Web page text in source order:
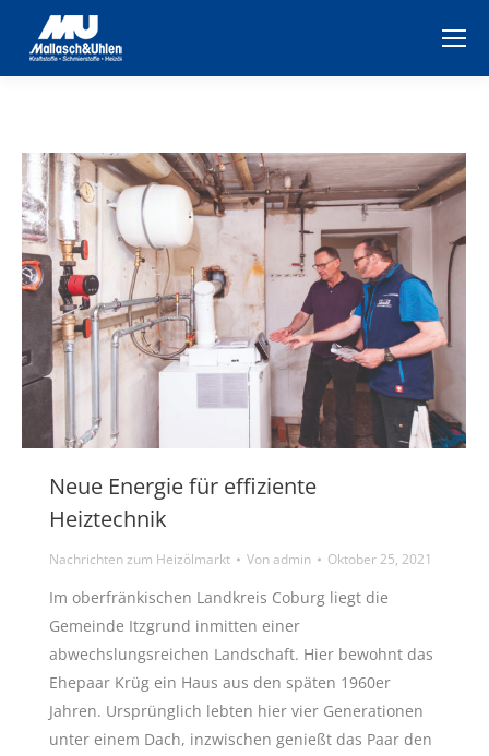
Neue Energie für effiziente
Heiztechnik
Nachrichten zum Heizölmarkt Vonadmin Oktober 25, 2021
Im oberfränkischen Landkreis Coburg liegt die
Gemeinde Itzgrund inmitten einer
abwechslungsreichen Landschaft. Hier bewohnt das
Ehepaar Krüg ein Haus aus den späten 1960er
Jahren. Ursprünglich lebten hier vier Generationen
unter einem Dach, inzwischen genießt das Paar den